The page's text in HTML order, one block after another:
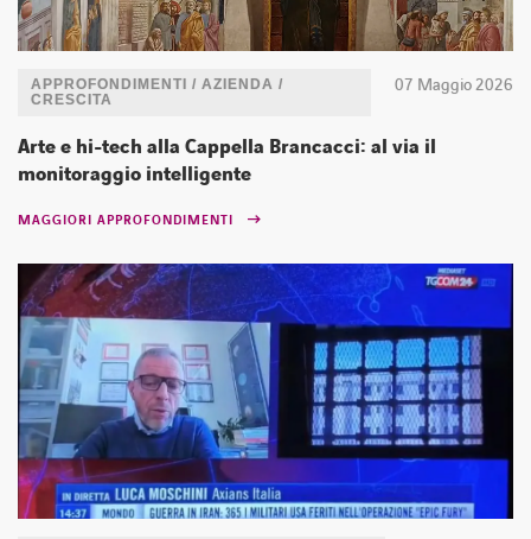
FACEBOOKLINKEDININSTAGRAM
YOUTUBE
SPOTIFY
SPOTIFY
07 Maggio 2026
APPROFONDIMENTI / AZIENDA /
CRESCITA
Arte e hi-tech alla Cappella Brancacci: al via il
monitoraggio intelligente
MAGGIORI APPROFONDIMENTI